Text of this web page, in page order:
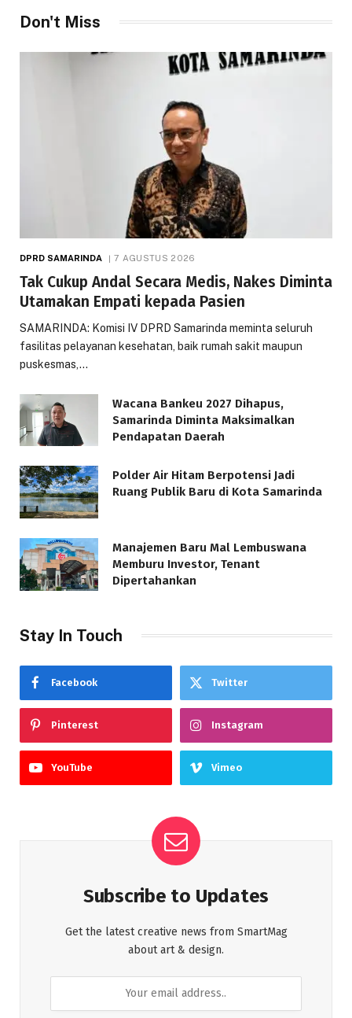
Don't Miss
DPRD SAMARINDA 7 AGUSTUS 2026
Tak Cukup Andal Secara Medis, Nakes Diminta
Utamakan Empati kepada Pasien
SAMARINDA: Komisi IV DPRD Samarinda meminta seluruh
fasilitas pelayanan kesehatan, baik rumah sakit maupun
puskesmas,…
Wacana Bankeu 2027 Dihapus,
Samarinda Diminta Maksimalkan
Pendapatan Daerah
Polder Air Hitam Berpotensi Jadi
Ruang Publik Baru di Kota Samarinda
Manajemen Baru Mal Lembuswana
Memburu Investor, Tenant
Dipertahankan
Stay In Touch
Facebook Twitter
Pinterest Instagram
YouTube Vimeo
Subscribe to Updates
Get the latest creative news from SmartMag
about art & design.